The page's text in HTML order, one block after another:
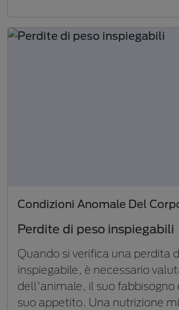
Condizioni Anomale Del
Perdite di peso inspiegabili
Quando si verifica una perdita
inspiegabile, è necessario
dell'animale, il suo fabbisogno
suo appetito. Una nutrizione